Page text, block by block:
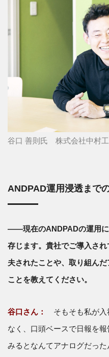
谷口 善則氏 株式会社中村
ANDPAD運用浸透まで
――現在のANDPADの運用に
存じます。貴社でご導入さ
夫されたことや、取り組ん
ことを教えてください。
谷口さん： そもそも私が
なく、口頭ベースで日報を
みるとなんてアナログだっ